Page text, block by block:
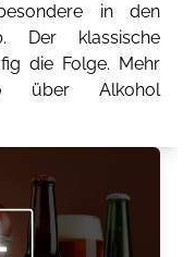
in den
Der klassische
die Folge. Mehr
über Alkohol